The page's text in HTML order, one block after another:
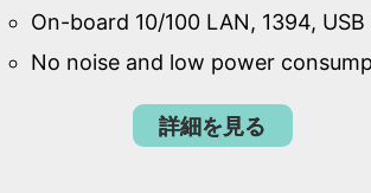
On-board 10/100 LAN, 1394, USB
No noise and low power
詳細を見る